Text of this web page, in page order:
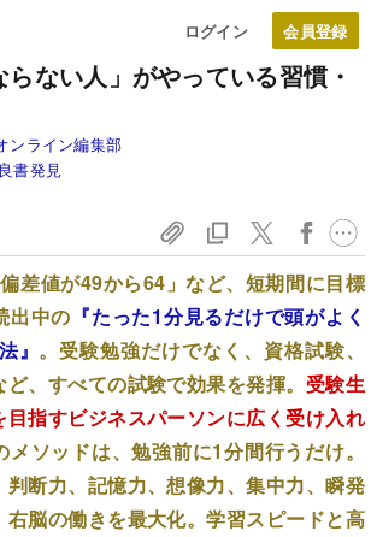
ログイン
らない人」がやっている習慣・
ンライン編集部
良書発見
偏差値が49から64」など、短期間に目標
出中の 『たった1分見るだけで頭がよく
』 。受験勉強だけでなく、資格試験、
、すべての試験で効果を発揮。 受験生
指すビジネスパーソンに広く受け入れ
メソッドは、勉強前に1分間行うだけ。
判断力、記憶力、想像力、集中力、瞬発
右脳の働きを最大化。学習スピードと高